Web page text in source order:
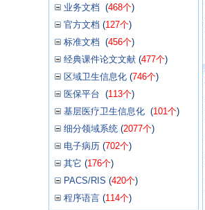
业务文档 (468个)
官方文档 (127个)
标准文档 (456个)
经典课件论文文献 (477个)
区域卫生信息化 (746个)
医保平台 (113个)
基层医疗卫生信息化 (101个)
细分领域系统 (2077个)
电子病历 (702个)
其它 (176个)
PACS/RIS (420个)
程序语言 (114个)